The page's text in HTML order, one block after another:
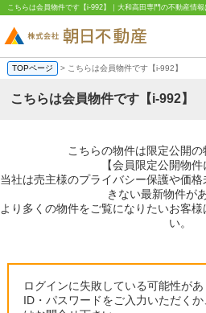
こちらは会員物件です【i-992】｜大和高田専門の不動産情
TOPページ > こちらは会員物件です【i-992】
こちらは会員物件です【i-992】
こちらの物件は限定公開の
【会員限定公開物件
当社は売主様のプライバシー保護や価
きない最新物件が
より多くの物件をご覧になりたいお客
い。
ログインに失敗している可能性が
ID・パスワードをご入力いただく